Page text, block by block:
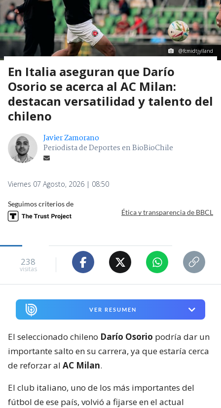
@fcmidtjylland
En Italia aseguran que Darío
Osorio se acerca al AC Milan:
destacan versatilidad y talento del
chileno
Javier Zamorano
Periodista de Deportes en BioBioChile
Viernes 07 Agosto, 2026 | 08:50
Seguimos criterios de
Ética y transparencia de BBCL
238
visitas
VER RESUMEN
El seleccionado chileno Darío Osorio podría dar un
importante salto en su carrera, ya que estaría cerca
de reforzar al AC Milan.
El club italiano, uno de los más importantes del
fútbol de ese país, volvió a fijarse en el actual